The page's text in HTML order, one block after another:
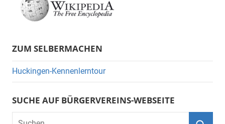
ZUM SELBERMACHEN
Huckingen-Kennenlerntour
SUCHE AUF BÜRGERVEREINS-WEBSEITE
Suchen